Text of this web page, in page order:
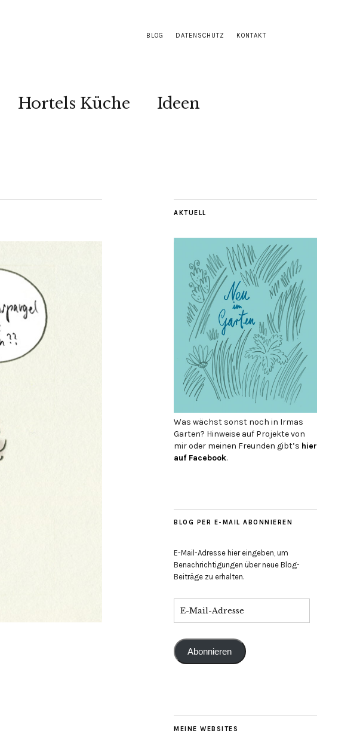
BLOG DATENSCHUTZ KONTAKT
Hortels Küche Ideen
AKTUELL
Was wächst sonst noch in Irmas
Garten? Hinweise auf Projekte von
mir oder meinen Freunden gibt’s hier
auf Face­book.
BLOG PER E-MAIL ABONNIEREN
E-Mail-Adresse hier eingeben, um
Benachrichtigungen über neue Blog-
Beiträge zu erhalten.
Abonnieren
MEINE WEBSITES